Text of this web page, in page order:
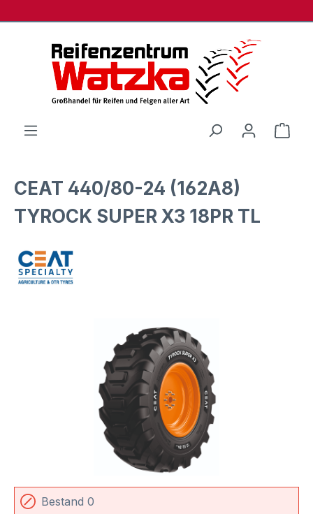
CEAT 440/80-24 (162A8)
TYROCK SUPER X3 18PR TL
Bildergalerie überspringen
Bestand 0